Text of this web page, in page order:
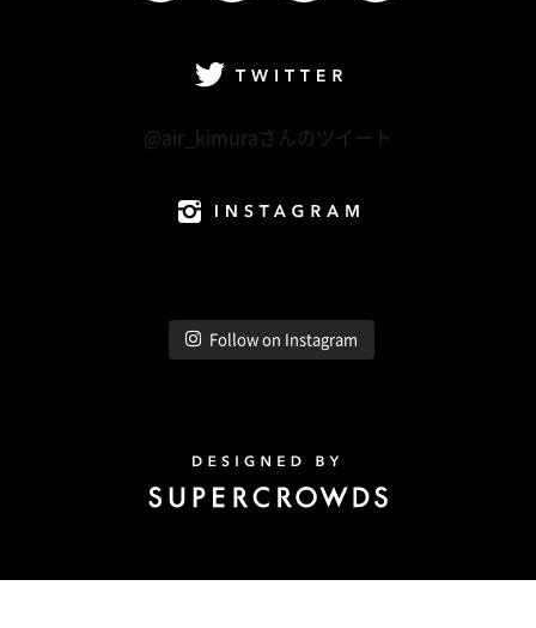
@air_kimuraさんのツイート
Follow on Instagram